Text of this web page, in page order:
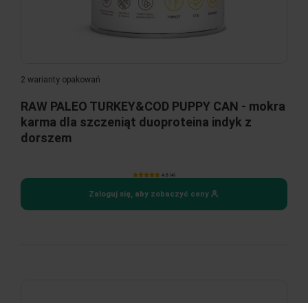
2 warianty opakowań
RAW PALEO TURKEY&COD PUPPY CAN - mokra
karma dla szczeniąt duoproteina indyk z
dorszem
4.8 (4)
Zaloguj się, aby zobaczyć ceny